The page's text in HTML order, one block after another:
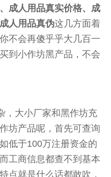
成人用品真实价格、 成
成人用品真伪这几方面着
不会再傻乎乎大几百一
到小作坊黑产品，不会
大小厂家和黑作坊充
坊产品呢，首先可查询
低于100万注册资金的
工商信息都查不到基本
点就是什么话都敢吹，